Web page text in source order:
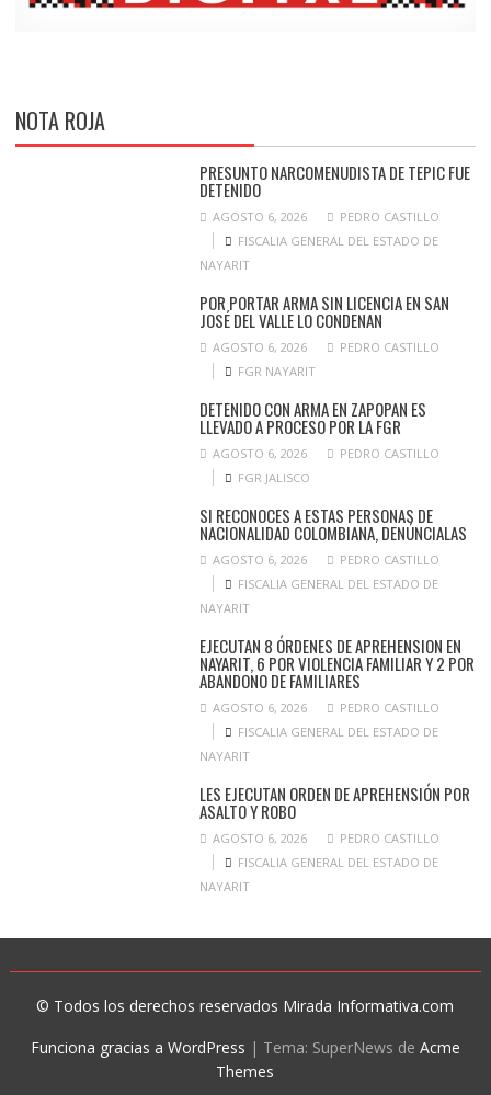
NOTA ROJA
PRESUNTO NARCOMENUDISTA DE TEPIC FUE
DETENIDO
AGOSTO 6, 2026
PEDRO CASTILLO
FISCALIA GENERAL DEL ESTADO DE
NAYARIT
POR PORTAR ARMA SIN LICENCIA EN SAN
JOSÉ DEL VALLE LO CONDENAN
AGOSTO 6, 2026
PEDRO CASTILLO
FGR NAYARIT
DETENIDO CON ARMA EN ZAPOPAN ES
LLEVADO A PROCESO POR LA FGR
AGOSTO 6, 2026
PEDRO CASTILLO
FGR JALISCO
SI RECONOCES A ESTAS PERSONAS DE
NACIONALIDAD COLOMBIANA, DENÚNCIALAS
AGOSTO 6, 2026
PEDRO CASTILLO
FISCALIA GENERAL DEL ESTADO DE
NAYARIT
EJECUTAN 8 ÓRDENES DE APREHENSION EN
NAYARIT, 6 POR VIOLENCIA FAMILIAR Y 2 POR
ABANDONO DE FAMILIARES
AGOSTO 6, 2026
PEDRO CASTILLO
FISCALIA GENERAL DEL ESTADO DE
NAYARIT
LES EJECUTAN ORDEN DE APREHENSIÓN POR
ASALTO Y ROBO
AGOSTO 6, 2026
PEDRO CASTILLO
FISCALIA GENERAL DEL ESTADO DE
NAYARIT
© Todos los derechos reservados Mirada Informativa.com
Funciona gracias a WordPress | Tema: SuperNews de Acme
Themes